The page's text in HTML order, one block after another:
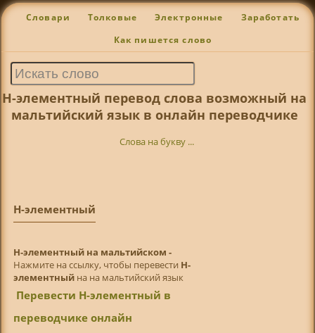
Словари Толковые Электронные Заработать
Как пишется слово
Н-элементный перевод слова возможный на
мальтийский язык в онлайн переводчике
Слова на букву ...
Н-элементный
Н-элементный на мальтийском -
Нажмите на ссылку, чтобы перевести Н-
элементныйна на мальтийский язык
Перевести Н-элементный в
переводчике онлайн